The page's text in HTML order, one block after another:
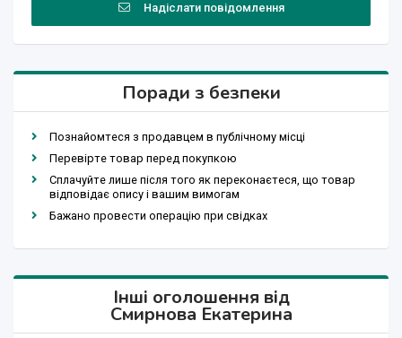
Надіслати повідомлення
Поради з безпеки
Познайомтеся з продавцем в публічному місці
Перевірте товар перед покупкою
Сплачуйте лише після того як переконаєтеся, що товар
відповідає опису і вашим вимогам
Бажано провести операцію при свідках
Інші оголошення від
Смирнова Екатерина